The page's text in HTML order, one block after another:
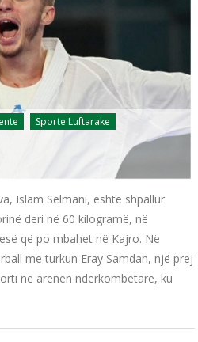
Sporte Luftarake
Islam Selmani, është shpallur
deri në 60 kilogramë, në
që po mbahet në Kajro. Në
me turkun Eray Samdan, një prej
në arenën ndërkombëtare, ku